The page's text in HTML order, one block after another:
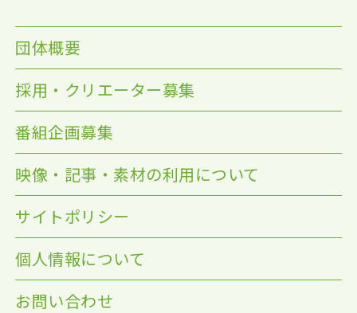
団体概要
採用・クリエーター募集
番組企画募集
映像・記事・素材の利用について
サイトポリシー
個人情報について
お問い合わせ